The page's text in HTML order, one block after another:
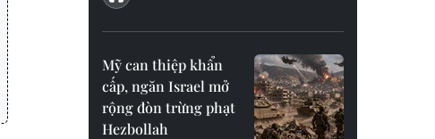
Mỹ can thiệp khẩn
cấp, ngăn Israel mở
rộng đòn trừng phạt
Hezbollah